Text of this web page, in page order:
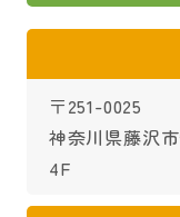
〒251-0025
神奈川県藤沢
4F